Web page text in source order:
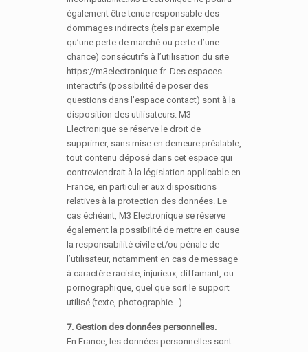
également être tenue responsable des
dommages indirects (tels par exemple
qu’une perte de marché ou perte d’une
chance) consécutifs à l’utilisation du site
https://m3electronique.fr .Des espaces
interactifs (possibilité de poser des
questions dans l’espace contact) sont à la
disposition des utilisateurs. M3
Electronique se réserve le droit de
supprimer, sans mise en demeure préalable,
tout contenu déposé dans cet espace qui
contreviendrait à la législation applicable en
France, en particulier aux dispositions
relatives à la protection des données. Le
cas échéant, M3 Electronique se réserve
également la possibilité de mettre en cause
la responsabilité civile et/ou pénale de
l’utilisateur, notamment en cas de message
à caractère raciste, injurieux, diffamant, ou
pornographique, quel que soit le support
utilisé (texte, photographie…).
7. Gestion des données personnelles.
En France, les données personnelles sont